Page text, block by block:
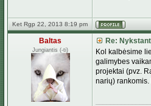
Ket Rgp 22, 2013 8:19 pm
Baltas
Jungiantis (-ti)
Re:
Kol kalbėsime
galimybes
projektai (pvz.
narių)